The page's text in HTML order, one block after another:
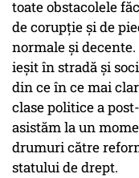
toate obstacolele
de corupţie şi de
normale şi
ieşit în stradă şi
din ce în ce mai
clase politice a
asistăm la un
drumuri către
statului de drept.